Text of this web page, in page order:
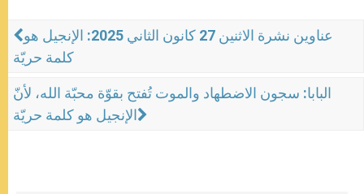
عناوين نشرة الاثنين 27 كانون الثاني 2025: الإنجيل هو
كلمة حريّة
البابا: سجون الاضطهاد والموت تُفتح بقوّة محبّة الله، لأنّ
الإنجيل هو كلمة حريّة